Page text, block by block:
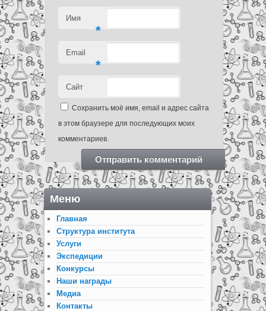
Имя
*
Email
*
Сайт
Сохранить моё имя, email и адрес сайта
в этом браузере для последующих моих
комментариев.
Меню
Главная
Структура института
Услуги
Экспедиции
Конкурсы
Наши награды
Медиа
Контакты